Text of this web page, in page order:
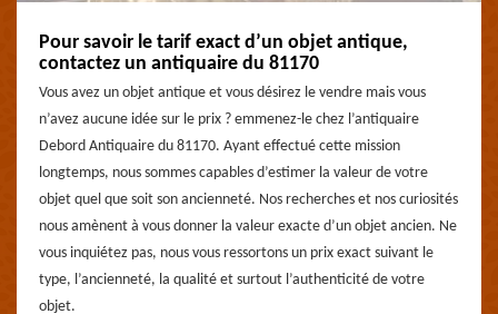
Pour savoir le tarif exact d’un objet antique,
contactez un antiquaire du 81170
Vous avez un objet antique et vous désirez le vendre mais vous
n’avez aucune idée sur le prix ? emmenez-le chez l’antiquaire
Debord Antiquaire du 81170. Ayant effectué cette mission
longtemps, nous sommes capables d’estimer la valeur de votre
objet quel que soit son ancienneté. Nos recherches et nos curiosités
nous amènent à vous donner la valeur exacte d’un objet ancien. Ne
vous inquiétez pas, nous vous ressortons un prix exact suivant le
type, l’ancienneté, la qualité et surtout l’authenticité de votre
objet.